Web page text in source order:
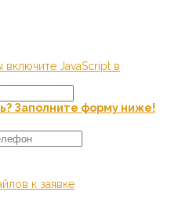
JavaScript в
Заполните форму ниже!
к заявке